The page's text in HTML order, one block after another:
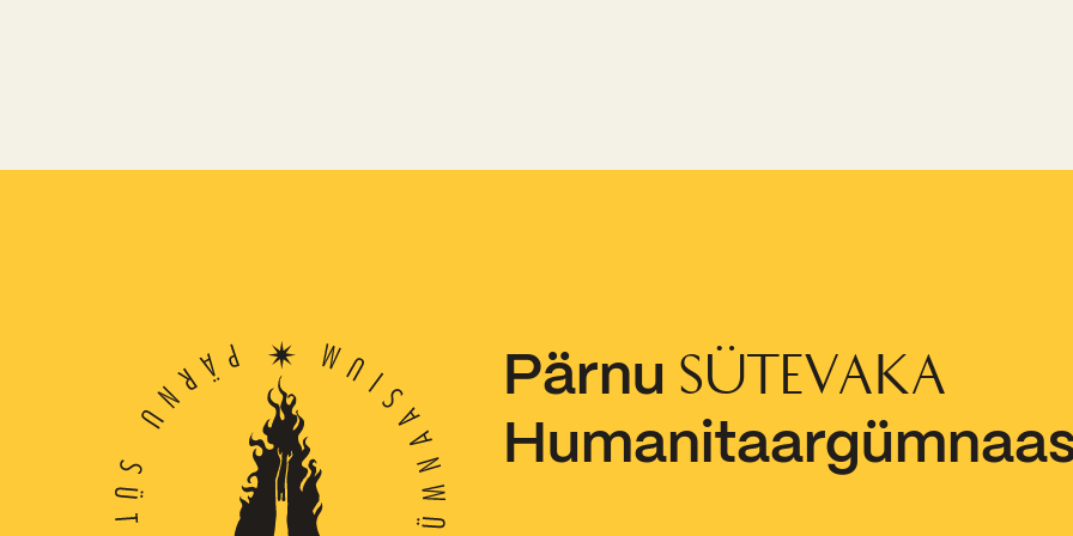
Pärnu SÜTEVAKA